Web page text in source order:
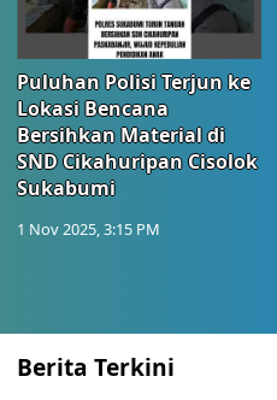
Puluhan Polisi Terjun ke
Lokasi Bencana
Bersihkan Material di
SND Cikahuripan Cisolok
Sukabumi
1 Nov 2025, 3:15 PM
Berita Terkini